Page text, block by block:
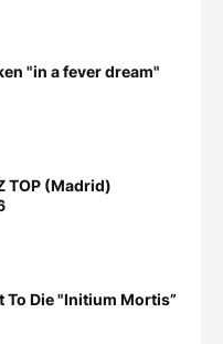
"in a fever dream"
TOP (Madrid)
To Die "Initium Mortis”